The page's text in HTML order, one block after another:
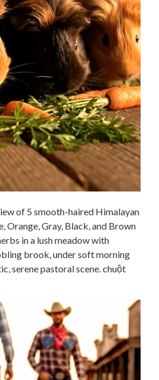
of 5 smooth-haired Himalayan
Orange, Gray, Black, and Brown
in a lush meadow with
brook, under soft morning
serene pastoral scene. chuột